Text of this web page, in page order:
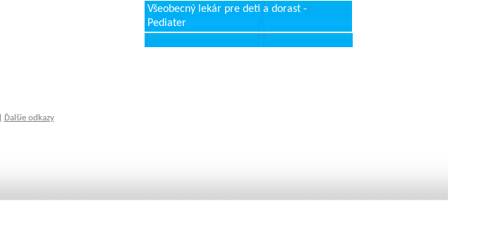
Všeobecný lekár pre deti a dorast -
Pediater
Ďalšie odkazy